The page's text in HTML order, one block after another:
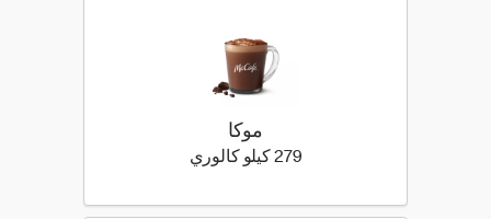
موكا
279 كيلو كالوري